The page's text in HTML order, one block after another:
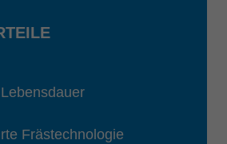
Frästechnologie